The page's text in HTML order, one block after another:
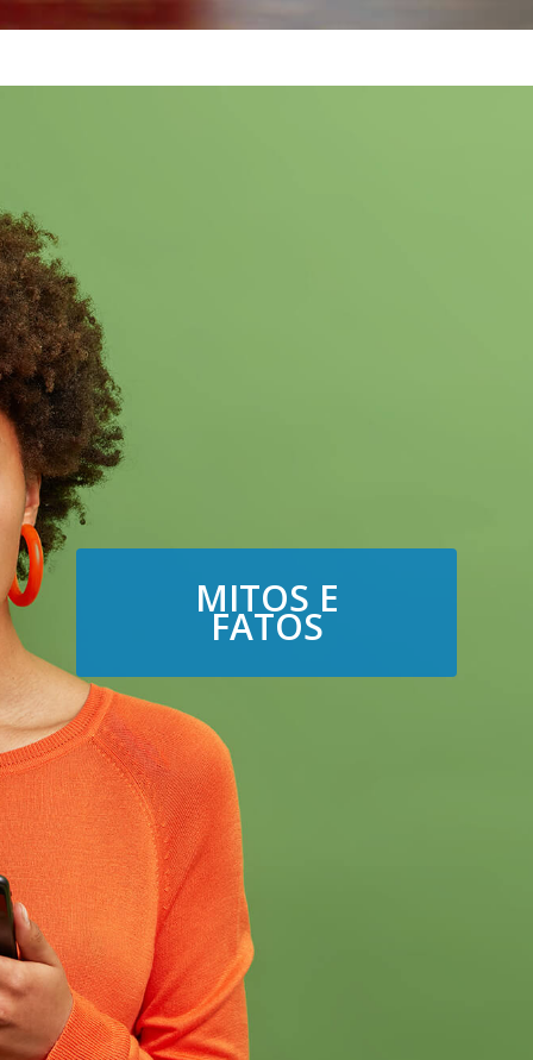
MITOS E
FATOS